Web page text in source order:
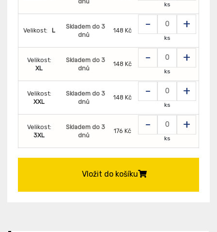
ks
Velikost: L
Skladem do 3
dnů
148 Kč - +
ks
Velikost:
XL
Skladem do 3
dnů
148 Kč - +
ks
Velikost:
XXL
Skladem do 3
dnů
148 Kč - +
ks
Velikost:
3XL
Skladem do 3
dnů
176 Kč - +
ks
Vložit do košíku